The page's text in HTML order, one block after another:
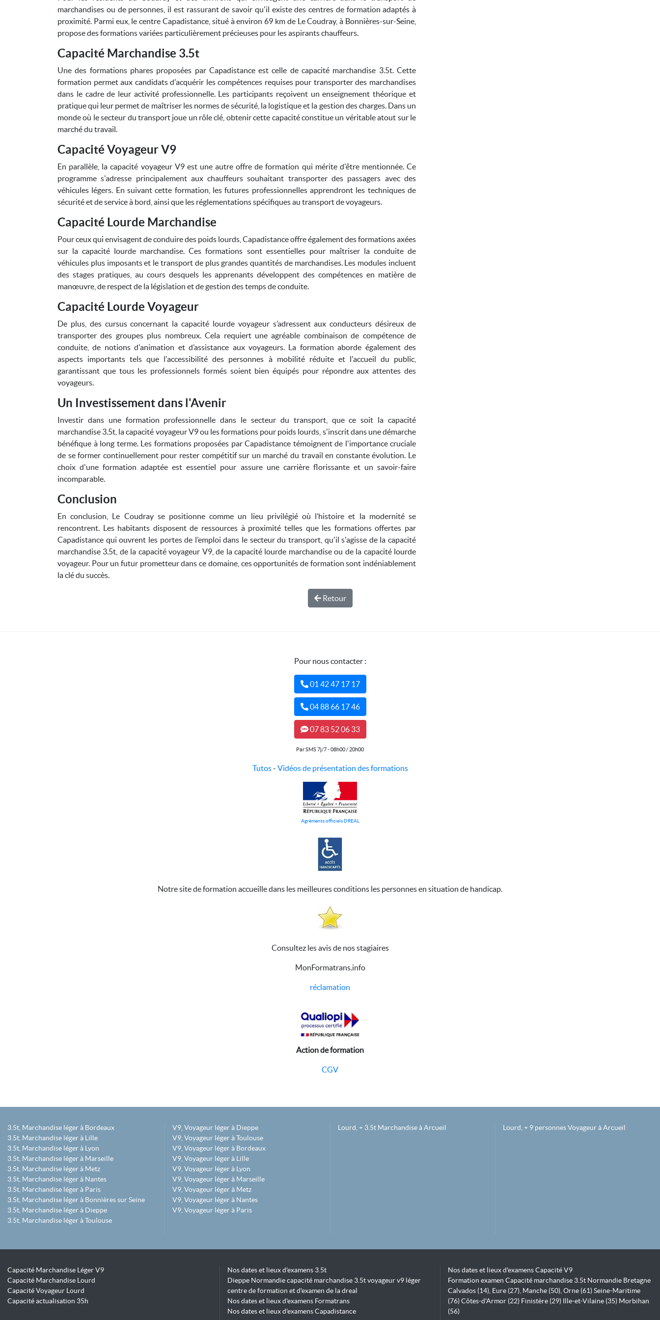
marchandises ou de personnes, il est rassurant de savoir qu'il existe des centres de formation adaptés à
proximité. Parmi eux, le centre Capadistance, situé à environ 69 km de Le Coudray, à Bonnières-sur-Seine,
propose des formations variées particulièrement précieuses pour les aspirants chauffeurs.
Capacité Marchandise 3.5t
Une des formations phares proposées par Capadistance est celle de capacité marchandise 3.5t. Cette
formation permet aux candidats d'acquérir les compétences requises pour transporter des marchandises
dans le cadre de leur activité professionnelle. Les participants reçoivent un enseignement théorique et
pratique qui leur permet de maîtriser les normes de sécurité, la logistique et la gestion des charges. Dans un
monde où le secteur du transport joue un rôle clé, obtenir cette capacité constitue un véritable atout sur le
marché du travail.
Capacité Voyageur V9
En parallèle, la capacité voyageur V9 est une autre offre de formation qui mérite d'être mentionnée. Ce
programme s'adresse principalement aux chauffeurs souhaitant transporter des passagers avec des
véhicules légers. En suivant cette formation, les futures professionnelles apprendront les techniques de
sécurité et de service à bord, ainsi que les réglementations spécifiques au transport de voyageurs.
Capacité Lourde Marchandise
Pour ceux qui envisagent de conduire des poids lourds, Capadistance offre également des formations axées
sur la capacité lourde marchandise. Ces formations sont essentielles pour maîtriser la conduite de
véhicules plus imposants et le transport de plus grandes quantités de marchandises. Les modules incluent
des stages pratiques, au cours desquels les apprenants développent des compétences en matière de
manœuvre, de respect de la législation et de gestion des temps de conduite.
Capacité Lourde Voyageur
De plus, des cursus concernant la capacité lourde voyageur s’adressent aux conducteurs désireux de
transporter des groupes plus nombreux. Cela requiert une agréable combinaison de compétence de
conduite, de notions d'animation et d’assistance aux voyageurs. La formation aborde également des
aspects importants tels que l'accessibilité des personnes à mobilité réduite et l'accueil du public,
garantissant que tous les professionnels formés soient bien équipés pour répondre aux attentes des
voyageurs.
Un Investissement dans l'Avenir
Investir dans une formation professionnelle dans le secteur du transport, que ce soit la capacité
marchandise 3.5t, la capacité voyageur V9 ou les formations pour poids lourds, s'inscrit dans une démarche
bénéfique à long terme. Les formations proposées par Capadistance témoignent de l'importance cruciale
de se former continuellement pour rester compétitif sur un marché du travail en constante évolution. Le
choix d'une formation adaptée est essentiel pour assure une carrière florissante et un savoir-faire
incomparable.
Conclusion
En conclusion, Le Coudray se positionne comme un lieu privilégié où l’histoire et la modernité se
rencontrent. Les habitants disposent de ressources à proximité telles que les formations offertes par
Capadistance qui ouvrent les portes de l’emploi dans le secteur du transport, qu'il s'agisse de la capacité
marchandise 3.5t, de la capacité voyageur V9, de la capacité lourde marchandise ou de la capacité lourde
voyageur. Pour un futur prometteur dans ce domaine, ces opportunités de formation sont indéniablement
la clé du succès.
Retour
Pour nous contacter :
01 42 47 17 17
04 88 66 17 46
07 83 52 06 33
Par SMS 7j/7 - 08h00 / 20h00
Tutos- Vidéos de présentation des formations
Agréments officiels DREAL
Notre site de formation accueille dans les meilleures conditions les personnes en situation de handicap.
Consultez les avis de nos stagiaires
MonFormatrans.info
réclamation
Action de formation
CGV
3.5t, Marchandise léger à Bordeaux
3.5t, Marchandise léger à Lille
3.5t, Marchandise léger à Lyon
3.5t, Marchandise léger à Marseille
3.5t, Marchandise léger à Metz
3.5t, Marchandise léger à Nantes
3.5t, Marchandise léger à Paris
3.5t, Marchandise léger à Bonnières sur Seine
3.5t, Marchandise léger à Dieppe
3.5t, Marchandise léger à Toulouse
V9, Voyageur léger à Dieppe
V9, Voyageur léger à Toulouse
V9, Voyageur léger à Bordeaux
V9, Voyageur léger à Lille
V9, Voyageur léger à Lyon
V9, Voyageur léger à Marseille
V9, Voyageur léger à Metz
V9, Voyageur léger à Nantes
V9, Voyageur léger à Paris
Lourd, + 3.5t Marchandise à Arcueil Lourd, + 9 personnes Voyageur à Arcueil
Capacité Marchandise Léger V9
Capacité Marchandise Lourd
Capacité Voyageur Lourd
Capacité actualisation 35h
Nos dates et lieux d'examens 3.5t
Dieppe Normandie capacité marchandise 3.5t voyageur v9 léger
centre de formation et d'examen de la dreal
Nos dates et lieux d'examens Formatrans
Nos dates et lieux d'examens Capadistance
Nos dates et lieux d'examens Capacité V9
Formation examen Capacité marchandise 3.5t Normandie Bretagne
Calvados (14), Eure (27), Manche (50), Orne (61) Seine-Maritime
(76) Côtes-d'Armor (22) Finistère (29) Ille-et-Vilaine (35) Morbihan
(56)